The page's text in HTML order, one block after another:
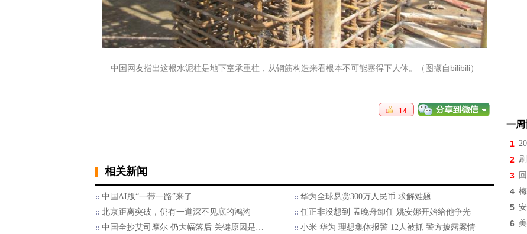
中国网友指出这根水泥柱是地下室承重柱，从钢筋构造来看根本不可能塞得下人体。（图撷自bilibili）
14
相关新闻
中国AI版“一带一路”来了
华为全球悬赏300万人民币 求解难题
北京距离突破，仍有一道深不见底的鸿沟
任正非没想到 孟晚舟卸任 姚安娜开始给他争光
中国全抄艾司摩尔 仍大幅落后 关键原因是…
小米 华为 理想集体报警 12人被抓 警方披露案情
一
1
2
3
4
5
6